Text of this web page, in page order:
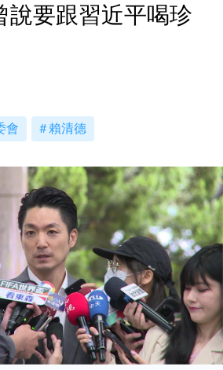
說要跟習近平喝珍
會 賴清德